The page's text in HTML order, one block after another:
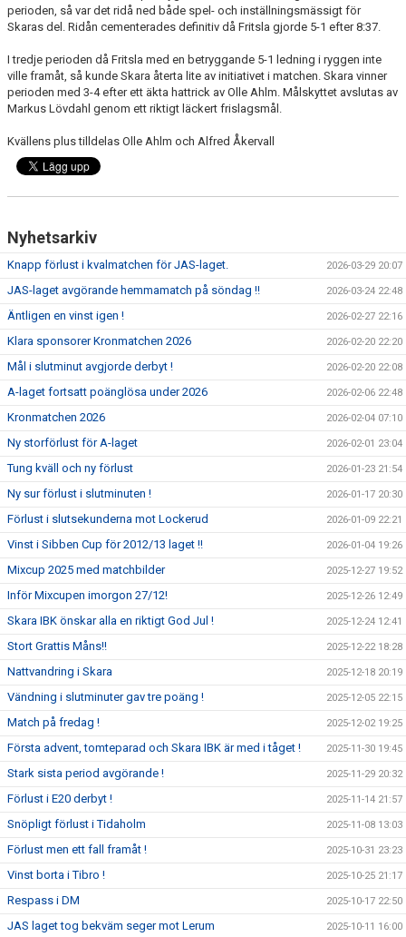
LÄNKAR
VÅRA LAG
WEBSHOP
50/50 LOTTERI
perioden, så var det ridå ned både spel- och inställningsmässigt för
Skaras del. Ridån cementerades definitiv då Fritsla gjorde 5-1 efter 8:37.
I tredje perioden då Fritsla med en betryggande 5-1 ledning i ryggen inte
ville framåt, så kunde Skara återta lite av initiativet i matchen. Skara vinner
perioden med 3-4 efter ett äkta hattrick av Olle Ahlm. Målskyttet avslutas av
Markus Lövdahl genom ett riktigt läckert frislagsmål.
Kvällens plus tilldelas Olle Ahlm och Alfred Åkervall
Nyhetsarkiv
Knapp förlust i kvalmatchen för JAS-laget. 2026-03-29 20:07
JAS-laget avgörande hemmamatch på söndag !! 2026-03-24 22:48
Äntligen en vinst igen ! 2026-02-27 22:16
Klara sponsorer Kronmatchen 2026 2026-02-20 22:20
Mål i slutminut avgjorde derbyt ! 2026-02-20 22:08
A-laget fortsatt poänglösa under 2026 2026-02-06 22:48
Kronmatchen 2026 2026-02-04 07:10
Ny storförlust för A-laget 2026-02-01 23:04
Tung kväll och ny förlust 2026-01-23 21:54
Ny sur förlust i slutminuten ! 2026-01-17 20:30
Förlust i slutsekunderna mot Lockerud 2026-01-09 22:21
Vinst i Sibben Cup för 2012/13 laget !! 2026-01-04 19:26
Mixcup 2025 med matchbilder 2025-12-27 19:52
Inför Mixcupen imorgon 27/12! 2025-12-26 12:49
Skara IBK önskar alla en riktigt God Jul ! 2025-12-24 12:41
Stort Grattis Måns!! 2025-12-22 18:28
Nattvandring i Skara 2025-12-18 20:19
Vändning i slutminuter gav tre poäng ! 2025-12-05 22:15
Match på fredag ! 2025-12-02 19:25
Första advent, tomteparad och Skara IBK är med i tåget ! 2025-11-30 19:45
Stark sista period avgörande ! 2025-11-29 20:32
Förlust i E20 derbyt ! 2025-11-14 21:57
Snöpligt förlust i Tidaholm 2025-11-08 13:03
Förlust men ett fall framåt ! 2025-10-31 23:23
Vinst borta i Tibro ! 2025-10-25 21:17
Respass i DM 2025-10-17 22:50
JAS laget tog bekväm seger mot Lerum 2025-10-11 16:00